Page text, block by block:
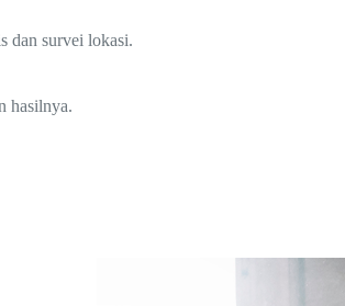
dan survei lokasi.
hasilnya.